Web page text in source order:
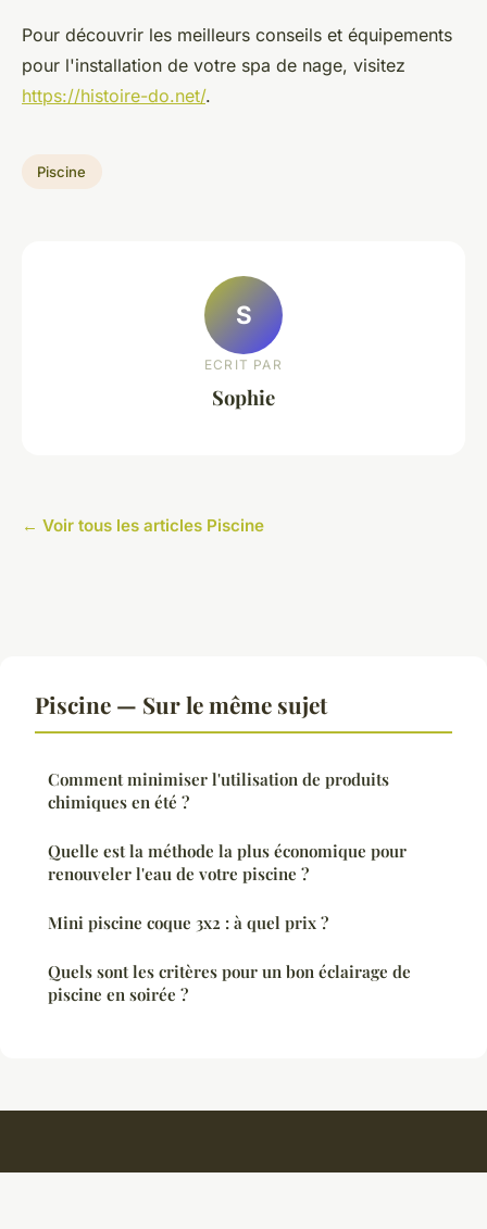
Pour découvrir les meilleurs conseils et équipements
pour l'installation de votre spa de nage, visitez
https://histoire-do.net/.
Piscine
S
ECRIT PAR
Sophie
← Voir tous les articles Piscine
Piscine — Sur le même sujet
Comment minimiser l'utilisation de produits
chimiques en été ?
Quelle est la méthode la plus économique pour
renouveler l'eau de votre piscine ?
Mini piscine coque 3x2 : à quel prix ?
Quels sont les critères pour un bon éclairage de
piscine en soirée ?
Grandirenmusique